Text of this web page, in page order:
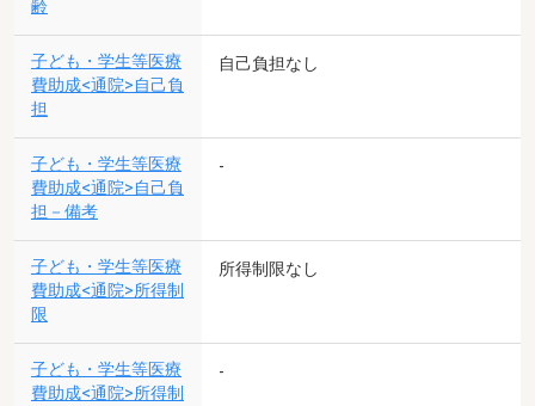
齢
子ども・学生等医療
費助成<通院>自己負
担
自己負担なし
子ども・学生等医療
費助成<通院>自己負
担－備考
-
子ども・学生等医療
費助成<通院>所得制
限
所得制限なし
子ども・学生等医療
費助成<通院>所得制
-